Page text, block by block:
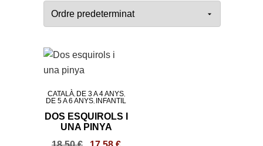
CATALÀ, DE 3 A 4 ANYS,
DE 5 A 6 ANYS, INFANTIL
DOS ESQUIROLS I
UNA PINYA